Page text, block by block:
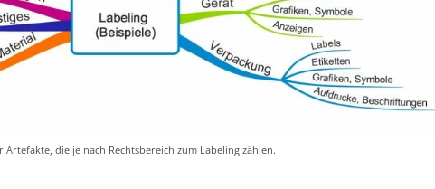
Artefakte, die je nach Rechtsbereich zum Labeling zählen.